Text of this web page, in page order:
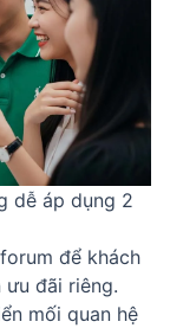
dễ áp dụng 2
để khách
ưu đãi riêng.
mối quan hệ